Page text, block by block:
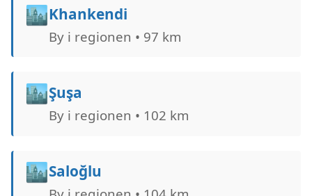
🏙️Khankendi
By i regionen • 97 km
🏙️Şuşa
By i regionen • 102 km
🏙️Saloğlu